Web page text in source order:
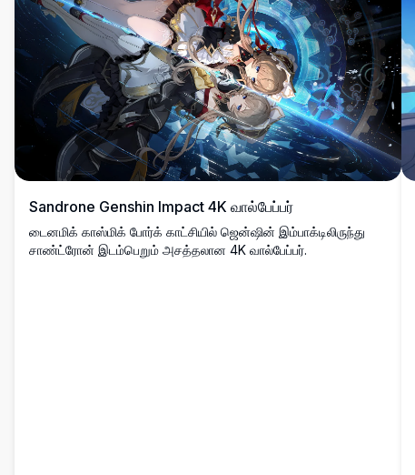
Sandrone Genshin Impact 4K வால்பேப்பர்
டைனமிக் காஸ்மிக் போர்க் காட்சியில் ஜென்ஷின் இம்பாக்டிலிருந்து
சாண்ட்ரோன் இடம்பெறும் அசத்தலான 4K வால்பேப்பர்.